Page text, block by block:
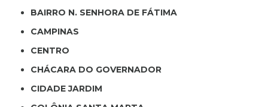
BAIRRO N. SENHORA DE FÁTIMA
CAMPINAS
CENTRO
CHÁCARA DO GOVERNADOR
CIDADE JARDIM